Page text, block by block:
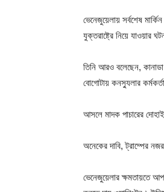
ভেনেজুয়েলায় সর্বশেষ
যুক্তরাষ্ট্রে নিয়ে যাওয়ার
তিনি আরও বলেছেন,
বোগোটায় কনস্যুলার
আসলে মাদক পাচারের
অনেকের দাবি, ট্রাম্পের
ভেনেজুয়েলার ক্ষমতায়তে